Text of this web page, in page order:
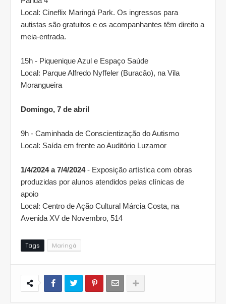
Local: Cineflix Maringá Park. Os ingressos para
autistas são gratuitos e os acompanhantes têm direito a
meia-entrada.
15h - Piquenique Azul e Espaço Saúde
Local: Parque Alfredo Nyffeler (Buracão), na Vila
Morangueira
Domingo, 7 de abril
9h - Caminhada de Conscientização do Autismo
Local: Saída em frente ao Auditório Luzamor
1/4/2024 a 7/4/2024- Exposição artística com obras
produzidas por alunos atendidos pelas clínicas de
apoio
Local: Centro de Ação Cultural Márcia Costa, na
Avenida XV de Novembro, 514
Tags Maringá